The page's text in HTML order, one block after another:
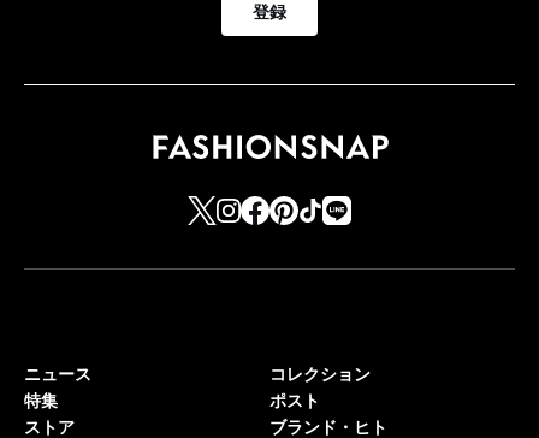
登録
ニュース
特集
ストア
コレクション
ポスト
ブランド・ヒト